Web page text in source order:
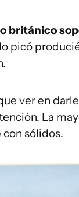
británico
picó
ver en
La
sólidos.